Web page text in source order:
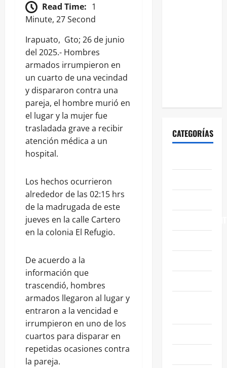
Read Time: 1
Minute, 27 Second
Irapuato, Gto; 26 de junio
del 2025.- Hombres
armados irrumpieron en
un cuarto de una vecindad
y dispararon contra una
pareja, el hombre murió en
el lugar y la mujer fue
trasladada grave a recibir
atención médica a un
hospital.
Los hechos ocurrieron
alrededor de las 02:15 hrs
de la madrugada de este
jueves en la calle Cartero
en la colonia El Refugio.
De acuerdo a la
información que
trascendió, hombres
armados llegaron al lugar y
entraron a la vencidad e
irrumpieron en uno de los
cuartos para disparar en
repetidas ocasiones contra
la pareja.
CATEGORÍAS